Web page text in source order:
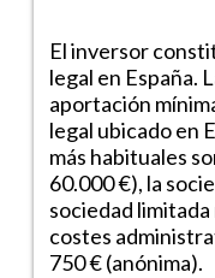
El inversor
legal en España.
aportación
legal ubicado en
más habituales
60.000 €), la
sociedad
costes
750 € (anónima).